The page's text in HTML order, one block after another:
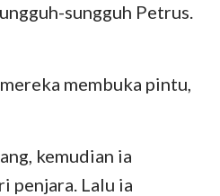
sungguh Petrus.
membuka pintu,
kemudian ia
penjara. Lalu ia